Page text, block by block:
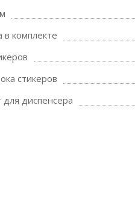
в комплекте
стикеров
диспенсера